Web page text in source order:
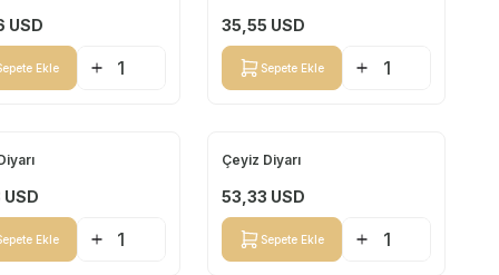
USD
Ekle
35,55 USD
Sepete Ekle
USD
Ekle
Yeni
Çeyiz Diyarı
53,33 USD
Sepete Ekle